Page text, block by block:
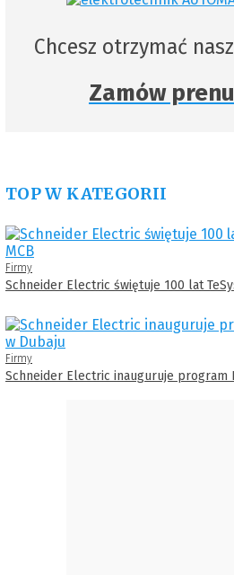
Chcesz otrzymać
Zamów
TOP W KATEGORII
Firmy
Schneider Electric świętuje 100 lat
Firmy
Schneider Electric inauguruje program